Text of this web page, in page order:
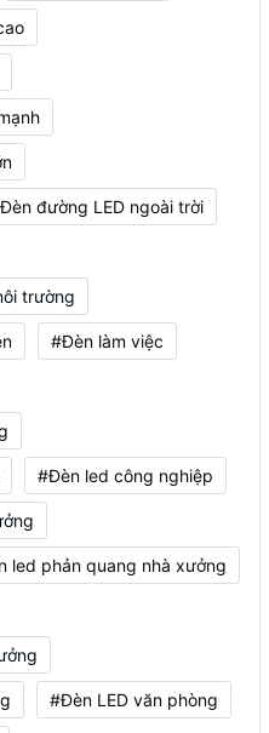
đường LED ngoài trời
trường
#Đèn làm việc
#Đèn led công nghiệp
led phản quang nhà xưởng
#Đèn LED văn phòng